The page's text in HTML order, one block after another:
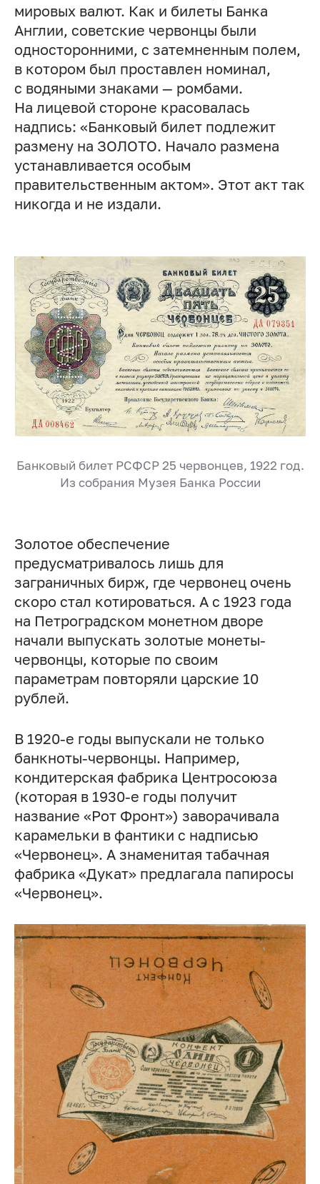
мировых валют. Как и билеты Банка
Англии, советские червонцы были
односторонними, с затемненным полем,
в котором был проставлен номинал,
с водяными знаками — ромбами.
На лицевой стороне красовалась
надпись: «Банковый билет подлежит
размену на ЗОЛОТО. Начало размена
устанавливается особым
правительственным актом». Этот акт так
никогда и не издали.
Банковый билет РСФСР 25 червонцев, 1922 год.
Из собрания Музея Банка России
Золотое обеспечение
предусматривалось лишь для
заграничных бирж, где червонец очень
скоро стал котироваться. А с 1923 года
на Петроградском монетном дворе
начали выпускать золотые монеты-
червонцы, которые по своим
параметрам повторяли царские 10
рублей.
В 1920-е годы выпускали не только
банкноты-червонцы. Например,
кондитерская фабрика Центросоюза
(которая в 1930-е годы получит
название «Рот Фронт») заворачивала
карамельки в фантики с надписью
«Червонец». А знаменитая табачная
фабрика «Дукат» предлагала папиросы
«Червонец».